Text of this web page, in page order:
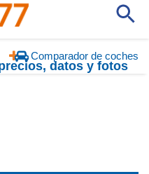
Comparador de coches
datos y fotos